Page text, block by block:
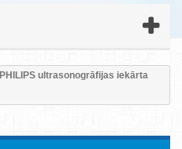
PHILIPS ultrasonogrāfijas iekārta